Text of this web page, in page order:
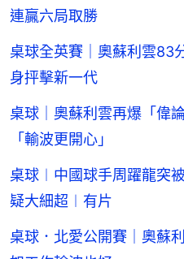
連贏六局取勝
桌球全英賽｜奧蘇利雲
身抨擊新一代
桌球｜奧蘇利雲再爆「偉
「輸波更開心」
桌球︱中國球手周躍龍突
疑大細超︱有片
桌球．北愛公開賽｜奧蘇